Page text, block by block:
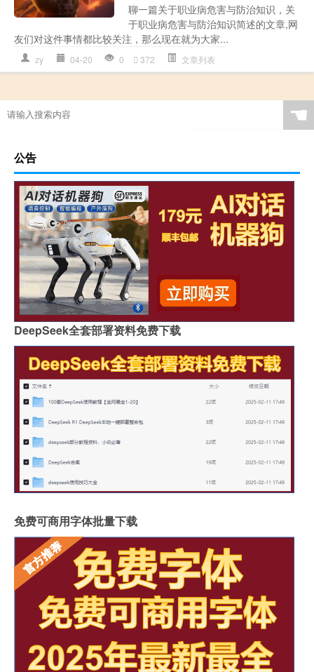
聊一篇关于职业病危害与防治知识，关
于职业病危害与防治知识简述的文章,网
友们对这件事情都比较关注，那么现在就为大家...
zy 04-20 0 372 文章列表
☚
公告
DeepSeek全套部署资料免费下载
免费可商用字体批量下载